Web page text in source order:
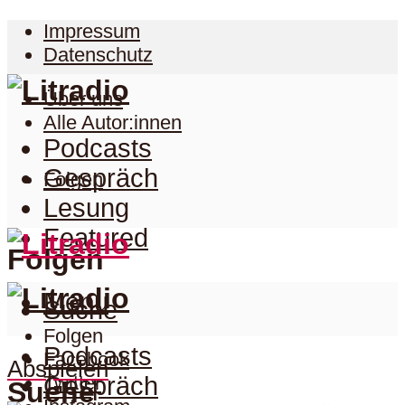
Impressum
Datenschutz
Über uns
Alle Autor:innen
Folgen
Folgen
Folgen
Facebook
Twitter
Podcasts
Gespräch
Lesung
Featured
Menu
Suche
Suche
Podcasts
Gespräch
Abspielen